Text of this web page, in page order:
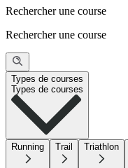
Rechercher une course
Rechercher une course
Types de courses
Types de courses
Running Trail Triathlon